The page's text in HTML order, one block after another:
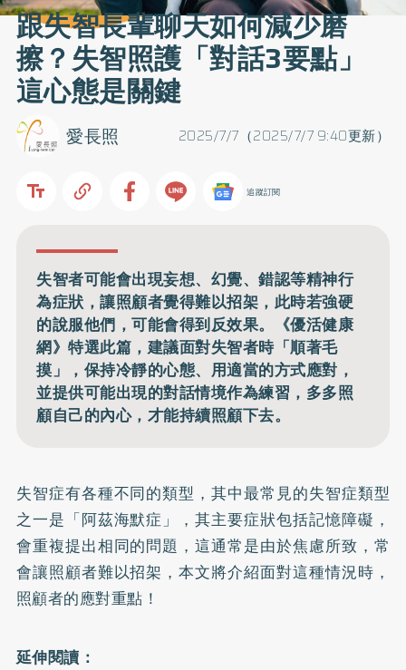
跟失智長輩聊天如何減少磨
擦？失智照護「對話3要點」
這心態是關鍵
2025/7/7（2025/7/7 9:40更新）
愛長照
追蹤訂閱
失智者可能會出現妄想、幻覺、錯認等精神行
為症狀，讓照顧者覺得難以招架，此時若強硬
的說服他們，可能會得到反效果。《優活健康
網》特選此篇，建議面對失智者時「順著毛
摸」，保持冷靜的心態、用適當的方式應對，
並提供可能出現的對話情境作為練習，多多照
顧自己的內心，才能持續照顧下去。
失智症有各種不同的類型，其中最常見的失智症類型
之一是「阿茲海默症」，其主要症狀包括記憶障礙，
會重複提出相同的問題，這通常是由於焦慮所致，常
會讓照顧者難以招架，本文將介紹面對這種情況時，
照顧者的應對重點！
延伸閱讀：